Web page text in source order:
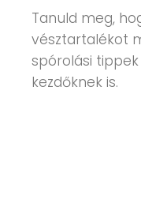
Tanuld meg,
vésztartalékot
spórolási
kezdőknek is.